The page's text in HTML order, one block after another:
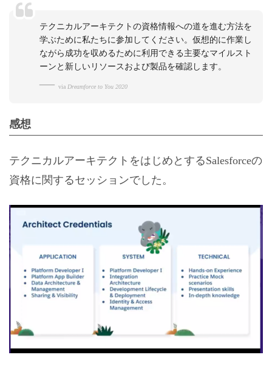
テクニカルアーキテクトの資格情報への道を進む方法を
学ぶために私たちに参加してください。仮想的に作業し
ながら成功を収めるために利用できる主要なマイルスト
ーンと新しいリソースおよび製品を確認します。
via Dreamforce to You 2020
感想
テクニカルアーキテクトをはじめとするSalesforceの
資格に関するセッションでした。